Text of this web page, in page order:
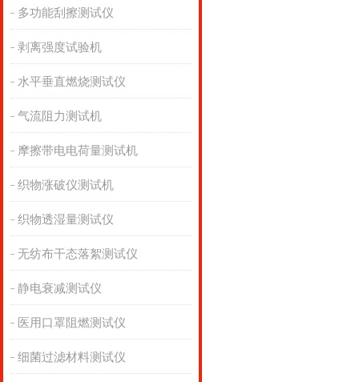
多功能刮擦测试仪
剥离强度试验机
水平垂直燃烧测试仪
气流阻力测试机
摩擦带电电荷量测试机
织物涨破仪测试机
织物透湿量测试仪
无纺布干态落絮测试仪
静电衰减测试仪
医用口罩阻燃测试仪
细菌过滤材料测试仪